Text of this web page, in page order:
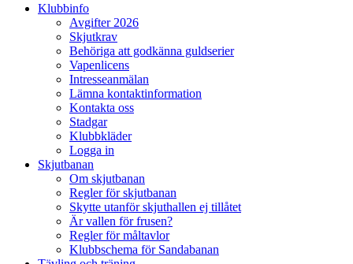
Klubbinfo
Avgifter 2026
Skjutkrav
Behöriga att godkänna guldserier
Vapenlicens
Intresseanmälan
Lämna kontaktinformation
Kontakta oss
Stadgar
Klubbkläder
Logga in
Skjutbanan
Om skjutbanan
Regler för skjutbanan
Skytte utanför skjuthallen ej tillåtet
Är vallen för frusen?
Regler för måltavlor
Klubbschema för Sandabanan